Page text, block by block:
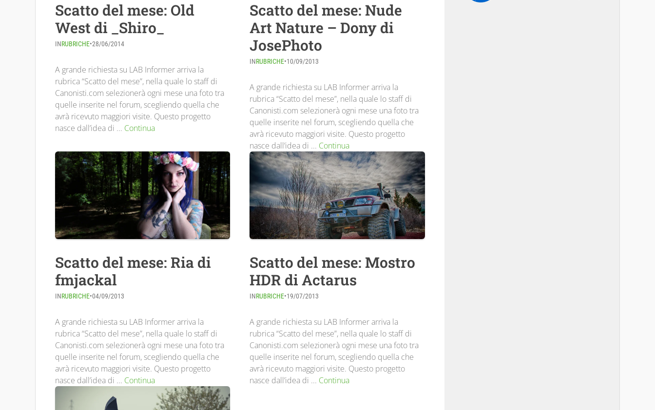
Scatto del mese: Old
West di _Shiro_
INRUBRICHE•28/06/2014
A grande richiesta su LAB Informer arriva la
rubrica “Scatto del mese”, nella quale lo staff di
Canonisti.com selezionerà ogni mese una foto tra
quelle inserite nel forum, scegliendo quella che
avrà ricevuto maggiori visite. Questo progetto
nasce dall’idea di ... Continua
Scatto del mese: Nude
Art Nature – Dony di
JosePhoto
INRUBRICHE•10/09/2013
A grande richiesta su LAB Informer arriva la
rubrica “Scatto del mese”, nella quale lo staff di
Canonisti.com selezionerà ogni mese una foto tra
quelle inserite nel forum, scegliendo quella che
avrà ricevuto maggiori visite. Questo progetto
nasce dall’idea di ... Continua
Scatto del mese: Ria di
fmjackal
INRUBRICHE•04/09/2013
A grande richiesta su LAB Informer arriva la
rubrica “Scatto del mese”, nella quale lo staff di
Canonisti.com selezionerà ogni mese una foto tra
quelle inserite nel forum, scegliendo quella che
avrà ricevuto maggiori visite. Questo progetto
nasce dall’idea di ... Continua
Scatto del mese: Mostro
HDR di Actarus
INRUBRICHE•19/07/2013
A grande richiesta su LAB Informer arriva la
rubrica “Scatto del mese”, nella quale lo staff di
Canonisti.com selezionerà ogni mese una foto tra
quelle inserite nel forum, scegliendo quella che
avrà ricevuto maggiori visite. Questo progetto
nasce dall’idea di ... Continua